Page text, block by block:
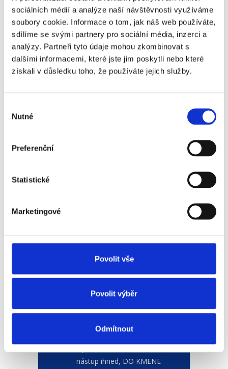
sociálních médií a analýze naší návštěvnosti využíváme
soubory cookie. Informace o tom, jak náš web používáte,
sdílíme se svými partnery pro sociální média, inzerci a
analýzy. Partneři tyto údaje mohou zkombinovat s
dalšími informacemi, které jste jim poskytli nebo které
získali v důsledku toho, že používáte jejich služby.
souhlasu
Nutné
Preferenční
Statistické
Marketingové
Povolit vše
Povolit výběr
Odmítnout
tlačítka Odpovědět. Do 24 hodin se vám
ozveme! Nebo taky můžete zavolat na 704
241 368.
Tato pracovní nabídka
Přehled nabídky
Lokace:
Kdekoli
Pracovní pozice:
Operátor/-ka s měřením,
nástup ihned, DO KMENE